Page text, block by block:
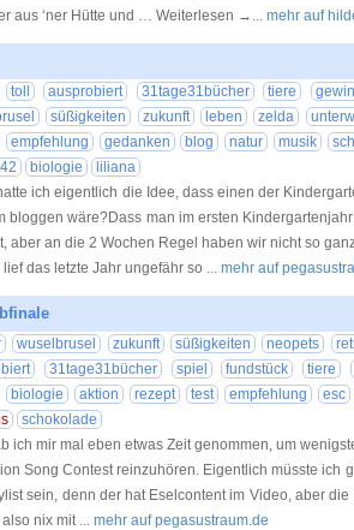
aus ‘ner Hütte und … Weiterlesen → ... mehr auf
toll ausprobiert 31tage31bücher tiere
süßigkeiten zukunft leben zelda
empfehlung gedanken blog natur musik
biologie
liliana
ich eigentlich die Idee, dass einen der
bloggen wäre?Dass man im ersten
aber an die 2 Wochen Regel haben wir nicht so
das letzte Jahr ungefähr so ... mehr auf
wuselbrusel zukunft süßigkeiten neopets
31tage31bücher spiel fundstück
tiere
biologie aktion rezept test empfehlung
esc
schokolade
ich mir mal eben etwas Zeit genommen, um
Song Contest reinzuhören. Eigentlich müsste ich
sein, denn der hat Eselcontent im Video, aber
also nix mit ... mehr auf pegasustraum.de